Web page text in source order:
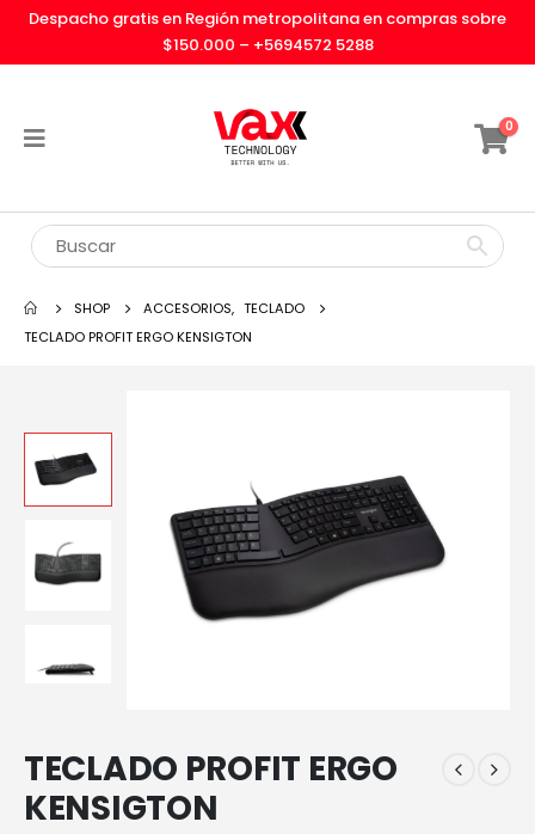
Despacho gratis en Región metropolitana en compras sobre
$150.000 – +5694572 5288
0
SHOP ACCESORIOS, TECLADO
TECLADO PROFIT ERGO KENSIGTON
TECLADO PROFIT ERGO
KENSIGTON